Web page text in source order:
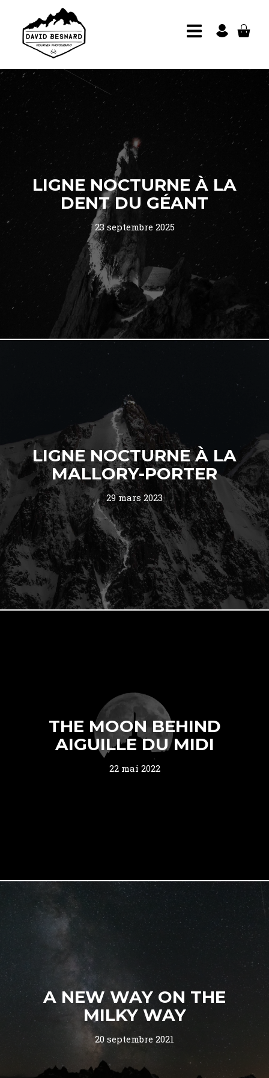
LIGNE NOCTURNE À LA
DENT DU GÉANT
23 septembre 2025
LIGNE NOCTURNE À LA
MALLORY-PORTER
29 mars 2023
THE MOON BEHIND
AIGUILLE DU MIDI
22 mai 2022
A NEW WAY ON THE
MILKY WAY
20 septembre 2021